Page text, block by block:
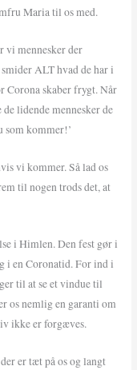
Maria til os med.
vi mennesker der
ALT hvad de har i
Corona skaber frygt. Når
lidende mennesker de
som kommer!’
vi kommer. Så lad os
til nogen trods det, at
i Himlen. Den fest gør i
i en Coronatid. For ind i
til at se et vindue til
os nemlig en garanti om
ikke er forgæves.
er tæt på os og langt